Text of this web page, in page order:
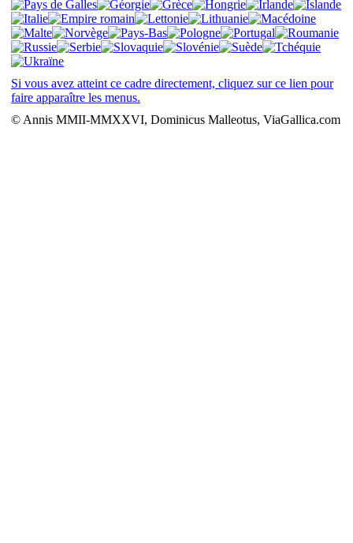
Si vous avez atteint ce cadre directement, cliquez sur ce lien pour
faire apparaître les menus.
© Annis MMII-MMXXVI, Dominicus Malleotus, ViaGallica.com